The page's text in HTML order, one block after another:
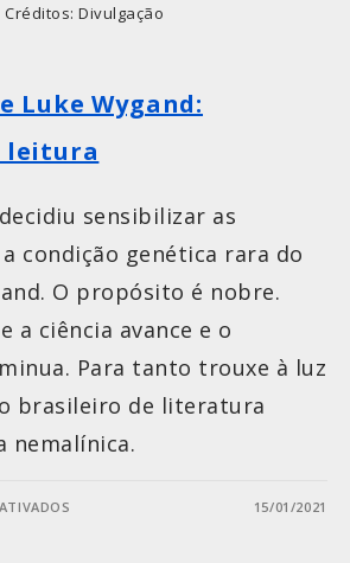
Créditos: Divulgação
Luke Wygand:
leitura
sensibilizar as
condição genética rara do
O propósito é nobre.
a ciência avance e o
Para tanto trouxe à luz
brasileiro de literatura
nemalínica.
15/01/2021